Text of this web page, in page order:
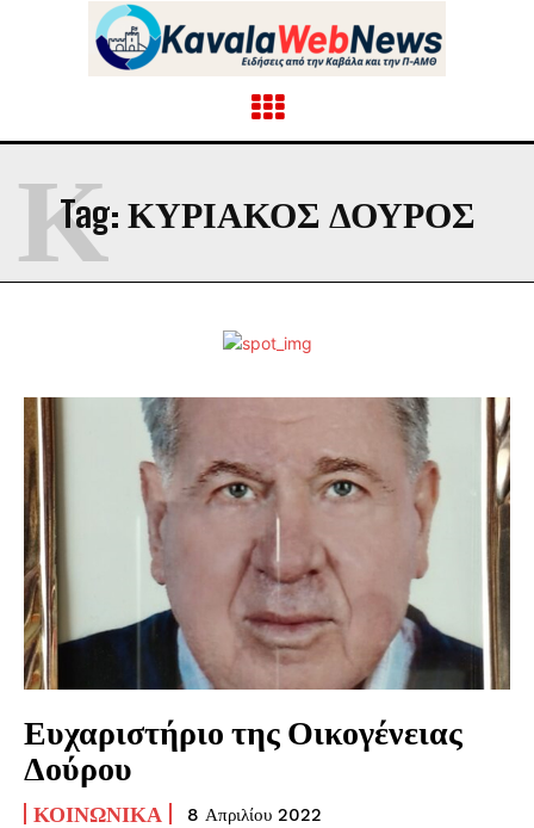
Tag: ΚΥΡΙΆΚΟΣ ΔΟΎΡΟΣ
Κ
Ευχαριστήριο της Οικογένειας
Δούρου
ΚΟΙΝΩΝΙΚΆ 8 Απριλίου 2022